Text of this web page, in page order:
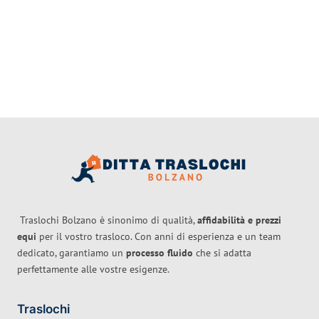
Traslochi Bolzano è sinonimo di qualità,affidabilità e prezzi
equi per il vostro trasloco. Con anni di esperienza e un team
dedicato, garantiamo un processo fluido che si adatta
perfettamente alle vostre esigenze.
Traslochi